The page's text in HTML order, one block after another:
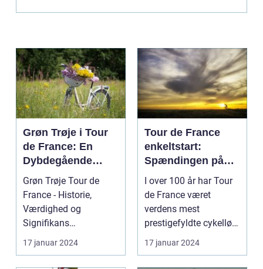
Grøn Trøje i Tour
de France: En
Dybdegående
Gennemgang
Grøn Trøje Tour de
France - Historie,
Værdighed og
Signifikans
Introduktion til Grøn
Trøje Tour de...
17 januar 2024
Tour de France
enkeltstart:
Spændingen på
den ensomme vej
I over 100 år har Tour
de France været
verdens mest
prestigefyldte cykelløb,
og en af de mest
særlig...
17 januar 2024